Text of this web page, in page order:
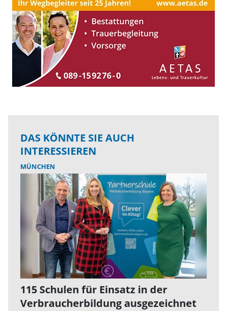
DAS KÖNNTE SIE AUCH
INTERESSIEREN
MÜNCHEN
115 Schulen für Einsatz in der
Verbraucherbildung ausgezeichnet